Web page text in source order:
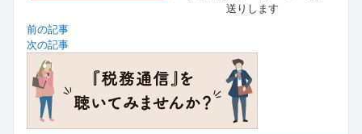
送りします
前の記事
次の記事